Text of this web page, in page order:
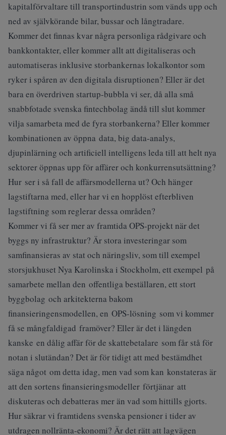
kapitalförvaltare till transportindustrin som vänds upp och
ned av självkörande bilar, bussar och långtradare.
Kommer det finnas kvar några personliga rådgivare och
bankkontakter, eller kommer allt att digitaliseras och
automatiseras inklusive storbankernas lokalkontor som
ryker i spåren av den digitala disruptionen? Eller är det
bara en överdriven startup-bubbla vi ser, då alla små
snabbfotade svenska fintechbolag ändå till slut kommer
vilja samarbeta med de fyra storbankerna? Eller kommer
kombinationen av öppna data, big data-analys,
djupinlärning och artificiell intelligens leda till att helt nya
sektorer öppnas upp för affärer och konkurrensutsättning?
Hur ser i så fall de affärsmodellerna ut? Och hänger
lagstiftarna med, eller har vi en hopplöst efterbliven
lagstiftning som reglerar dessa områden?
Kommer vi få ser mer av framtida OPS-projekt när det
byggs ny infrastruktur? Är stora investeringar som
samfinansieras av stat och näringsliv, som till exempel
storsjukhuset Nya Karolinska i Stockholm, ett exempel på
samarbete mellan den offentliga beställaren, ett stort
byggbolag och arkitekterna bakom
finansieringensmodellen, en OPS-lösning som vi kommer
få se mångfaldigad framöver? Eller är det i längden
kanske en dålig affär för de skattebetalare som får stå för
notan i slutändan? Det är för tidigt att med bestämdhet
säga något om detta idag, men vad som kan konstateras är
att den sortens finansieringsmodeller förtjänar att
diskuteras och debatteras mer än vad som hittills gjorts.
Hur säkrar vi framtidens svenska pensioner i tider av
utdragen nollränta-ekonomi? Är det rätt att lagvägen